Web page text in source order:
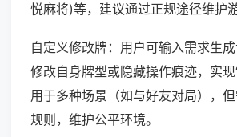
悦麻将)等，建议通过正规途径维护
自定义修改牌：用户可输入需求生成
修改自身牌型或隐藏操作痕迹，实现
用于多种场景（如与好友对局），
规则，维护公平环境。